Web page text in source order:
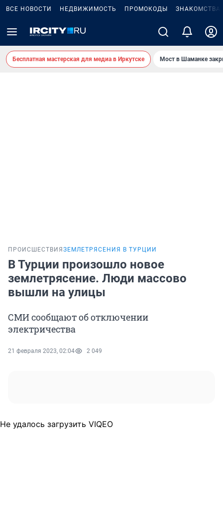
ВСЕ НОВОСТИ НЕДВИЖИМОСТЬ ПРОМОКОДЫ ЗНАКОМСТВА
Бесплатная мастерская для медиа в Иркутске Мост в Шаманке
ПРОИСШЕСТВИЯ ЗЕМЛЕТРЯСЕНИЯ В ТУРЦИИ
В Турции произошло новое
землетрясение. Люди массово
вышли на улицы
СМИ сообщают об отключении
электричества
21 февраля 2023, 02:04 2 049
Не удалось загрузить VIQEO